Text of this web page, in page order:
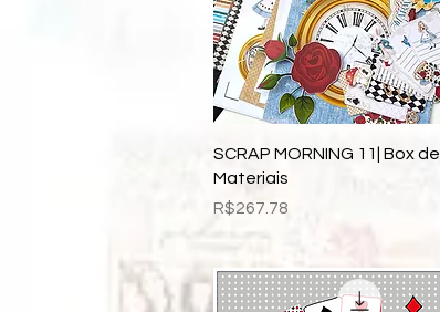
Quick View
SCRAP MORNING 11| Box de
Materiais
Price
R$267.78